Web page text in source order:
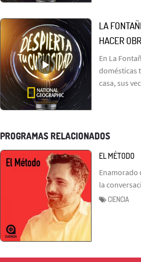
LA
HACER
En La
domésticas
casa, sus
PROGRAMAS RELACIONADOS
EL MÉTODO
Enamorado
la
CIENCIA